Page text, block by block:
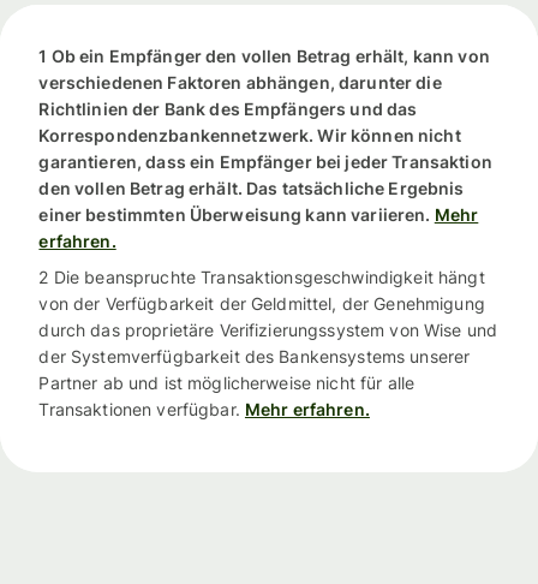
1 Ob ein Empfänger den vollen Betrag erhält, kann von
verschiedenen Faktoren abhängen, darunter die
Richtlinien der Bank des Empfängers und das
Korrespondenzbankennetzwerk. Wir können nicht
garantieren, dass ein Empfänger bei jeder Transaktion
den vollen Betrag erhält. Das tatsächliche Ergebnis
einer bestimmten Überweisung kann variieren. Mehr
erfahren.
2 Die beanspruchte Transaktionsgeschwindigkeit hängt
von der Verfügbarkeit der Geldmittel, der Genehmigung
durch das proprietäre Verifizierungssystem von Wise und
der Systemverfügbarkeit des Bankensystems unserer
Partner ab und ist möglicherweise nicht für alle
Transaktionen verfügbar. Mehr erfahren.